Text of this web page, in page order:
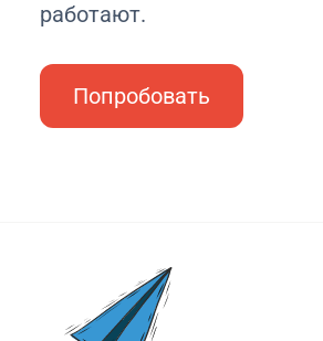
работают.
Попробовать